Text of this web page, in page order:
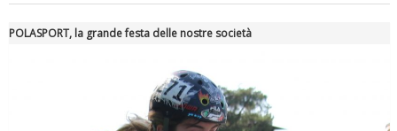
POLASPORT, la grande festa delle nostre società